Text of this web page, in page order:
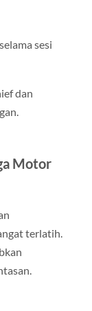
sesi
dan
Motor
terlatih.